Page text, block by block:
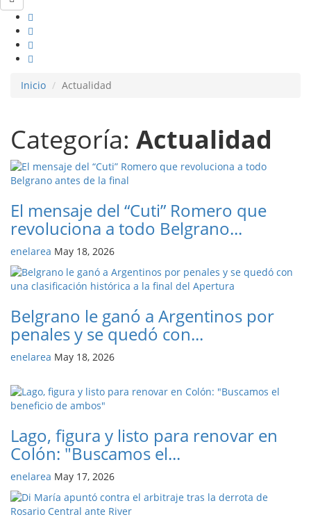
Inicio Actualidad
Categoría: Actualidad
El mensaje del “Cuti” Romero que
revoluciona a todo Belgrano...
enelarea May 18, 2026
Belgrano le ganó a Argentinos por
penales y se quedó con...
enelarea May 18, 2026
Lago, figura y listo para renovar en
Colón: "Buscamos el...
enelarea May 17, 2026